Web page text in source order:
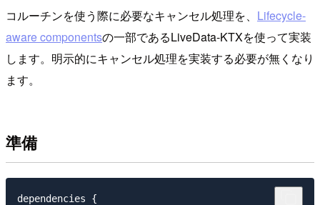
コルーチンを使う際に必要なキャンセル処理を、 Lifecycle-
aware componentsの一部であるLiveData-KTXを使って実装
します。明示的にキャンセル処理を実装する必要が無くなり
ます。
準備
dependencies {